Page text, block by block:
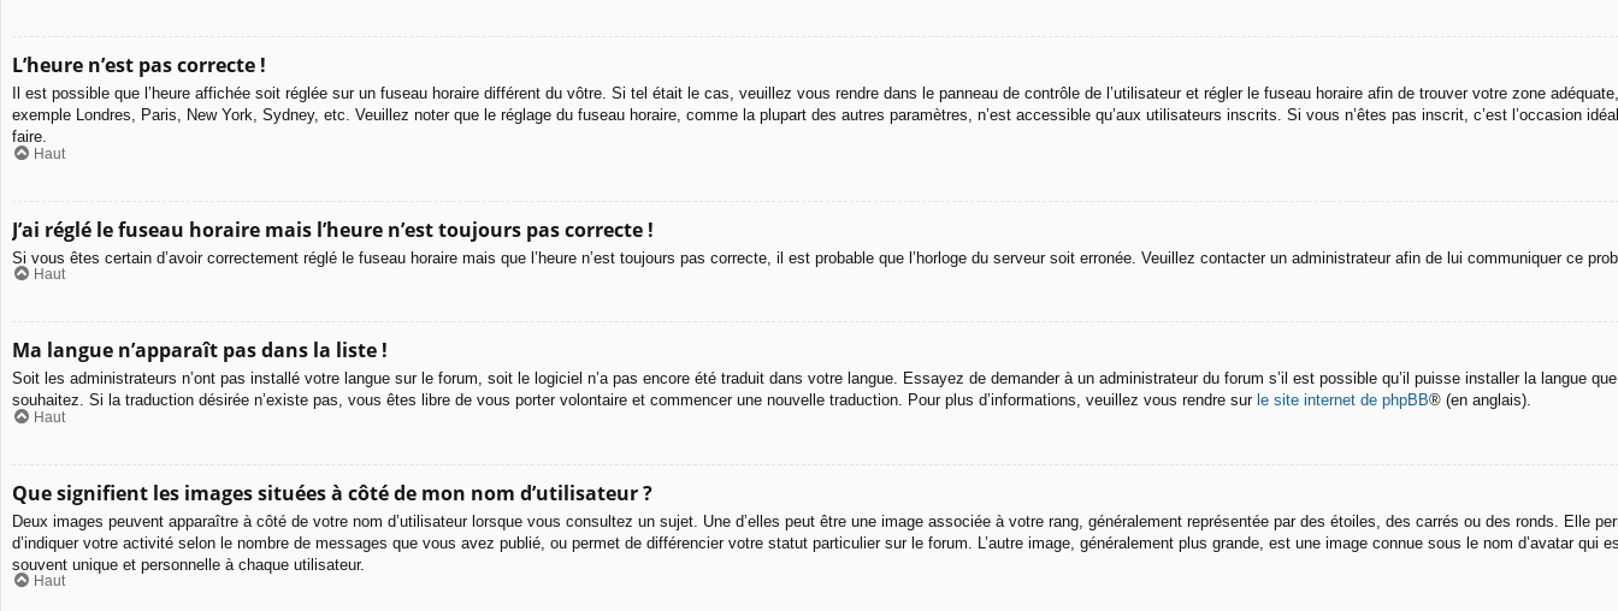
L’heure n’est pas correcte !
Il est possible que l’heure affichée soit réglée sur un fuseau horaire différent du vôtre. Si tel était le cas, veuillez vous rendre dans le panneau de contrôle de l’utilisateur et régler le fuseau horaire afin de trouver votre zone
exemple Londres, Paris, New York, Sydney, etc. Veuillez noter que le réglage du fuseau horaire, comme la plupart des autres paramètres, n’est accessible qu’aux utilisateurs inscrits. Si vous n’êtes pas inscrit, c’est l’occasion
faire.
Haut
J’ai réglé le fuseau horaire mais l’heure n’est toujours pas correcte !
Si vous êtes certain d’avoir correctement réglé le fuseau horaire mais que l’heure n’est toujours pas correcte, il est probable que l’horloge du serveur soit erronée. Veuillez contacter un administrateur afin de lui communiquer ce
Haut
Ma langue n’apparaît pas dans la liste !
Soit les administrateurs n’ont pas installé votre langue sur le forum, soit le logiciel n’a pas encore été traduit dans votre langue. Essayez de demander à un administrateur du forum s’il est possible qu’il puisse installer la langue
souhaitez. Si la traduction désirée n’existe pas, vous êtes libre de vous porter volontaire et commencer une nouvelle traduction. Pour plus d’informations, veuillez vous rendre sur le site internet de phpBB® (en anglais).
Haut
Que signifient les images situées à côté de mon nom d’utilisateur ?
Deux images peuvent apparaître à côté de votre nom d’utilisateur lorsque vous consultez un sujet. Une d’elles peut être une image associée à votre rang, généralement représentée par des étoiles, des carrés ou des ronds. Elle
d’indiquer votre activité selon le nombre de messages que vous avez publié, ou permet de différencier votre statut particulier sur le forum. L’autre image, généralement plus grande, est une image connue sous le nom d’avatar qui
souvent unique et personnelle à chaque utilisateur.
Haut